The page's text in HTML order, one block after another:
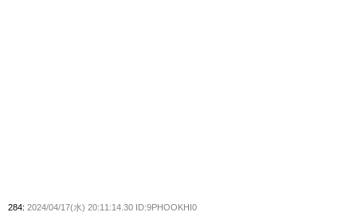
284: 2024/04/17(水) 20:11:14.30 ID:9PHOOKHI0